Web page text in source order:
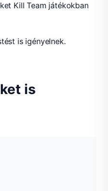
Kill Team játékokban
is igényelnek.
is